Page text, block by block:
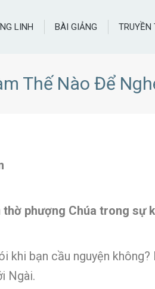
LINH BÀI GIẢNG TRUYỀN
Thế Nào Để
phượng Chúa trong sự
khi bạn cầu nguyện
Ngài.